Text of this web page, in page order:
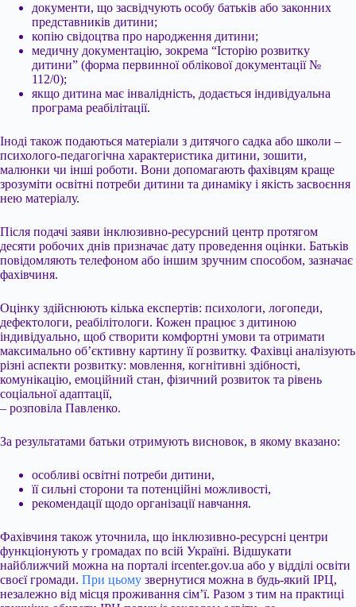
документи, що засвідчують особу батьків або законних
представників дитини;
копію свідоцтва про народження дитини;
медичну документацію, зокрема “Історію розвитку
дитини” (форма первинної облікової документації №
112/0);
якщо дитина має інвалідність, додається індивідуальна
програма реабілітації.
Іноді також подаються матеріали з дитячого садка або школи –
психолого-педагогічна характеристика дитини, зошити,
малюнки чи інші роботи. Вони допомагають фахівцям краще
зрозуміти освітні потреби дитини та динаміку і якість засвоєння
нею матеріалу.
Після подачі заяви інклюзивно-ресурсний центр протягом
десяти робочих днів призначає дату проведення оцінки. Батьків
повідомляють телефоном або іншим зручним способом, зазначає
фахівчиня.
Оцінку здійснюють кілька експертів: психологи, логопеди,
дефектологи, реабілітологи. Кожен працює з дитиною
індивідуально, щоб створити комфортні умови та отримати
максимально об’єктивну картину її розвитку. Фахівці аналізують
різні аспекти розвитку: мовлення, когнітивні здібності,
комунікацію, емоційний стан, фізичний розвиток та рівень
соціальної адаптації,
– розповіла Павленко.
За результатами батьки отримують висновок, в якому вказано:
особливі освітні потреби дитини,
її сильні сторони та потенційні можливості,
рекомендації щодо організації навчання.
Фахівчиня також уточнила, що інклюзивно-ресурсні центри
функціонують у громадах по всій Україні. Відшукати
найближчий можна на порталі ircenter.gov.ua або у відділі освіти
своєї громади. При цьому звернутися можна в будь-який ІРЦ,
незалежно від місця проживання сім’ї. Разом з тим на практиці